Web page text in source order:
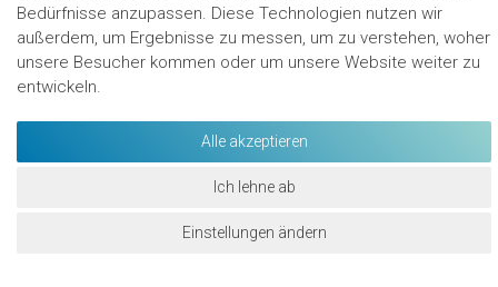
Bedürfnisse anzupassen. Diese Technologien nutzen wir
außerdem, um Ergebnisse zu messen, um zu verstehen, woher
unsere Besucher kommen oder um unsere Website weiter zu
entwickeln.
Alle akzeptieren
Ich lehne ab
Einstellungen ändern
Standorte
Hinweisgeberschutzgesetz
WhatsApp Bewerbung!